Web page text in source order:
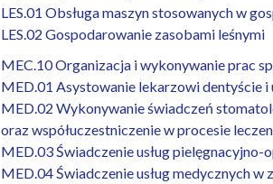
LES.01 Obsługa maszyn stosowanych w
LES.02 Gospodarowanie zasobami leśnymi
MEC.10 Organizacja i wykonywanie prac
MED.01 Asystowanie lekarzowi dentyście
MED.02 Wykonywanie świadczeń
oraz współuczestniczenie w procesie
MED.03 Świadczenie usług
MED.04 Świadczenie usług medycznych